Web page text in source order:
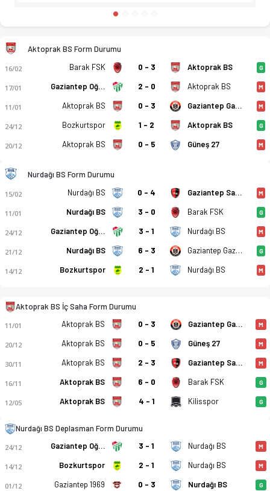
Aktoprak Belediyespor - Nurdağı Belediyespor 3-2 bitti.
Aktoprak BS Form Durumu
16/02 Barak FSK 0 - 3 Aktoprak BS G
17/01 Gaziantep Oğuzspor 2 - 0 Aktoprak BS M
11/01 Aktoprak BS 0 - 3 Gaziantep Gazispor M
24/12 Bozkurtspor 1 - 2 Aktoprak BS G
20/12 Aktoprak BS 0 - 5 Güneş 27 M
Nurdağı BS Form Durumu
15/02 Nurdağı BS 0 - 4 Gaziantep Sanayi Esnafspor M
11/01 Nurdağı BS 3 - 0 Barak FSK G
24/12 Gaziantep Oğuzspor 3 - 1 Nurdağı BS M
21/12 Nurdağı BS 6 - 3 Gaziantep Gazispor G
14/12 Bozkurtspor 2 - 1 Nurdağı BS M
Aktoprak BS İç Saha Form Durumu
11/01 Aktoprak BS 0 - 3 Gaziantep Gazispor M
20/12 Aktoprak BS 0 - 5 Güneş 27 M
30/11 Aktoprak BS 2 - 3 Gaziantep Sanayi Esnafspor M
16/11 Aktoprak BS 6 - 0 Barak FSK G
12/05 Aktoprak BS 4 - 1 Kilisspor G
Nurdağı BS Deplasman Form Durumu
24/12 Gaziantep Oğuzspor 3 - 1 Nurdağı BS M
14/12 Bozkurtspor 2 - 1 Nurdağı BS M
01/12 Gaziantep 1969 0 - 3 Nurdağı BS G